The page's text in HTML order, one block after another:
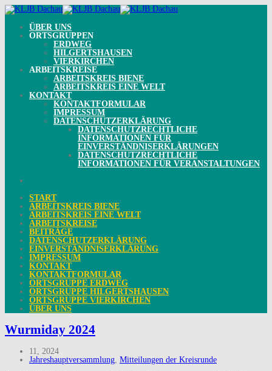
Skip
to
content ÜBER UNS
ORTSGRUPPEN
ERDWEG
HILGERTSHAUSEN
VIERKIRCHEN
ARBEITSKREISE
ARBEITSKREIS BIENE
ARBEITSKREIS EINE WELT
KONTAKT
KONTAKTFORMULAR
IMPRESSUM
DATENSCHUTZERKLÄRUNG
DATENSCHUTZRECHTLICHE
INFORMATIONEN FÜR
EINVERSTÄNDNISERKLÄRUNGEN
DATENSCHUTZRECHTLICHE
INFORMATIONEN FÜR VERANSTALTUNGEN
START
ARBEITSKREIS BIENE
ARBEITSKREIS EINE WELT
ARBEITSKREISE
BEITRÄGE
DATENSCHUTZERKLÄRUNG
EINVERSTÄNDNISERKLÄRUNG
IMPRESSUM
KONTAKT
KONTAKTFORMULAR
ORTSGRUPPE ERDWEG
ORTSGRUPPE HILGERTSHAUSEN
ORTSGRUPPE VIERKIRCHEN
ÜBER UNS
Wurmiday 2024
11, 2024
Jahreshauptversammlung Mitteilungen der Kreisrunde